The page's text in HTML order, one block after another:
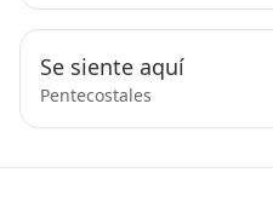
Se siente aquí
Pentecostales